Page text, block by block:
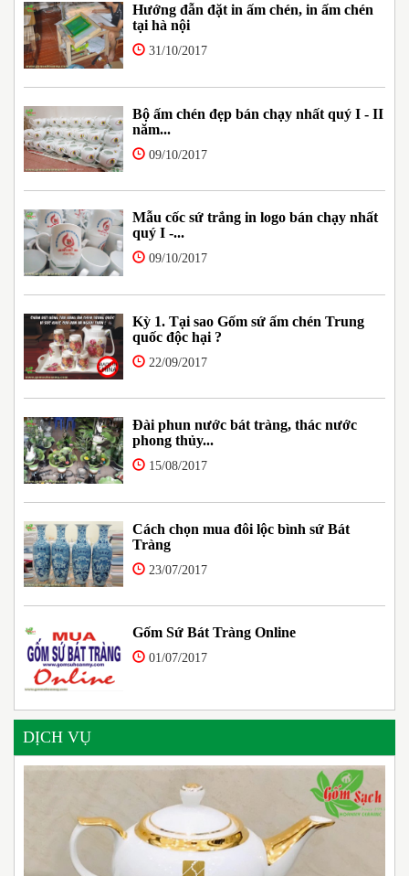
Hướng đẫn đặt in ấm chén, in ấm chén
tại hà nội
31/10/2017
Bộ ấm chén đẹp bán chạy nhất quý I - II
năm...
09/10/2017
Mẫu cốc sứ trắng in logo bán chạy nhất
quý I -...
09/10/2017
Kỳ 1. Tại sao Gốm sứ ấm chén Trung
quốc độc hại ?
22/09/2017
Đài phun nước bát tràng, thác nước
phong thủy...
15/08/2017
Cách chọn mua đôi lộc bình sứ Bát
Tràng
23/07/2017
Gốm Sứ Bát Tràng Online
01/07/2017
DỊCH VỤ